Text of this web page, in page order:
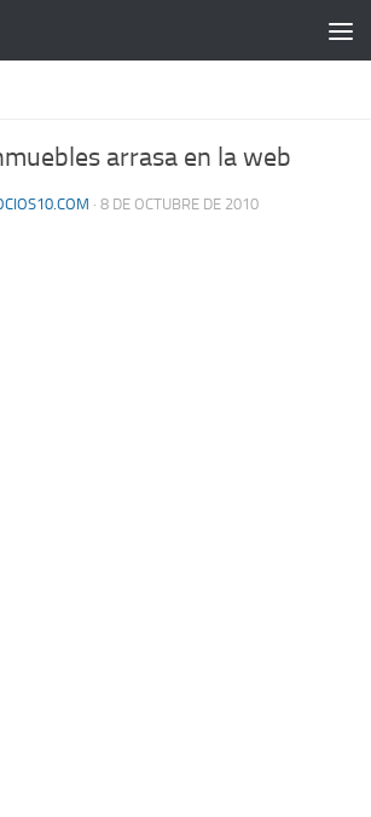
arrasa en la web
· 8 DE OCTUBRE DE 2010